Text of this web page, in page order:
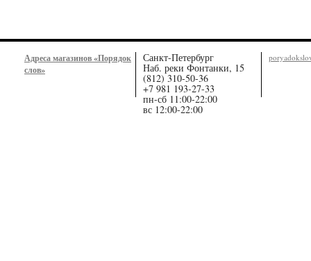
Адреса магазинов «Порядок
слов»
Санкт-Петербург
Наб. реки Фонтанки, 15
(812) 310-50-36
+7 981 193-27-33
пн-сб 11:00-22:00
вс 12:00-22:00